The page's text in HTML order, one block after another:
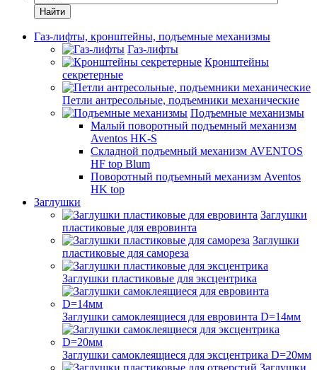
Найти
Газ-лифты, кронштейны, подъемные механизмы
Газ-лифты
Кронштейны
секретерные
Петли антресольные, подъемники механические
Подъемные механизмы
Малый поворотный подъемный механизм
Aventos HK-S
Складной подъемный механизм AVENTOS
HF top Blum
Поворотный подъемный механизм Aventos
HK top
Заглушки
Заглушки
пластиковые для евровинта
Заглушки
пластиковые для самореза
Заглушки пластиковые для эксцентрика
Заглушки самоклеящиеся для евровинта D=14мм
Заглушки самоклеящиеся для эксцентрика D=20мм
Заглушки